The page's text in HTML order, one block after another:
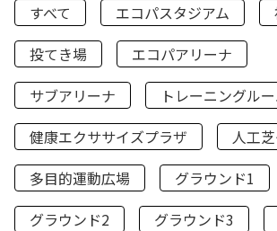
すべて エコパスタジアム
投てき場
エコパアリーナ
サブアリーナ
トレーニングル
健康エクササイズプラザ
人工
多目的運動広場
グラウンド1
グラウンド2
グラウンド3